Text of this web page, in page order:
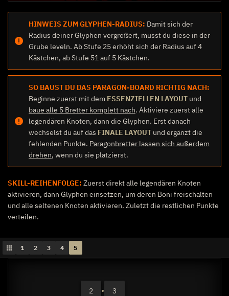
HINWEIS ZUM GLYPHEN-RADIUS: Damit sich der
Radius deiner Glyphen vergrößert, musst du diese in der
Grube leveln. Ab Stufe 25 erhöht sich der Radius auf 4
Kästchen, ab Stufe 51 auf 5 Kästchen.
SO BAUST DU DAS PARAGON-BOARD RICHTIG NACH:
Beginne zuerst mit dem ESSENZIELLEN LAYOUT und
baue alle 5 Bretter komplett nach. Aktiviere zuerst alle
legendären Knoten, dann die Glyphen. Erst danach
wechselst du auf das FINALE LAYOUT und ergänzt die
fehlenden Punkte. Paragonbretter lassen sich außerdem
drehen, wenn du sie platzierst.
SKILL-REIHENFOLGE: Zuerst direkt alle legendären Knoten
aktivieren, dann Glyphen einsetzen, um deren Boni freischalten
und alle seltenen Knoten aktivieren. Zuletzt die restlichen Punkte
verteilen.
1 2 3 4 5
2 3